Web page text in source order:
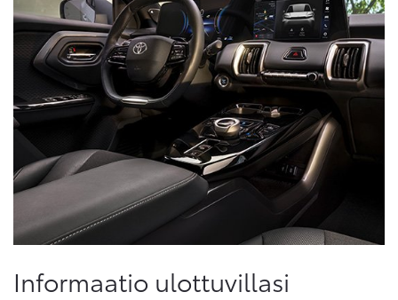
Informaatio ulottuvillasi